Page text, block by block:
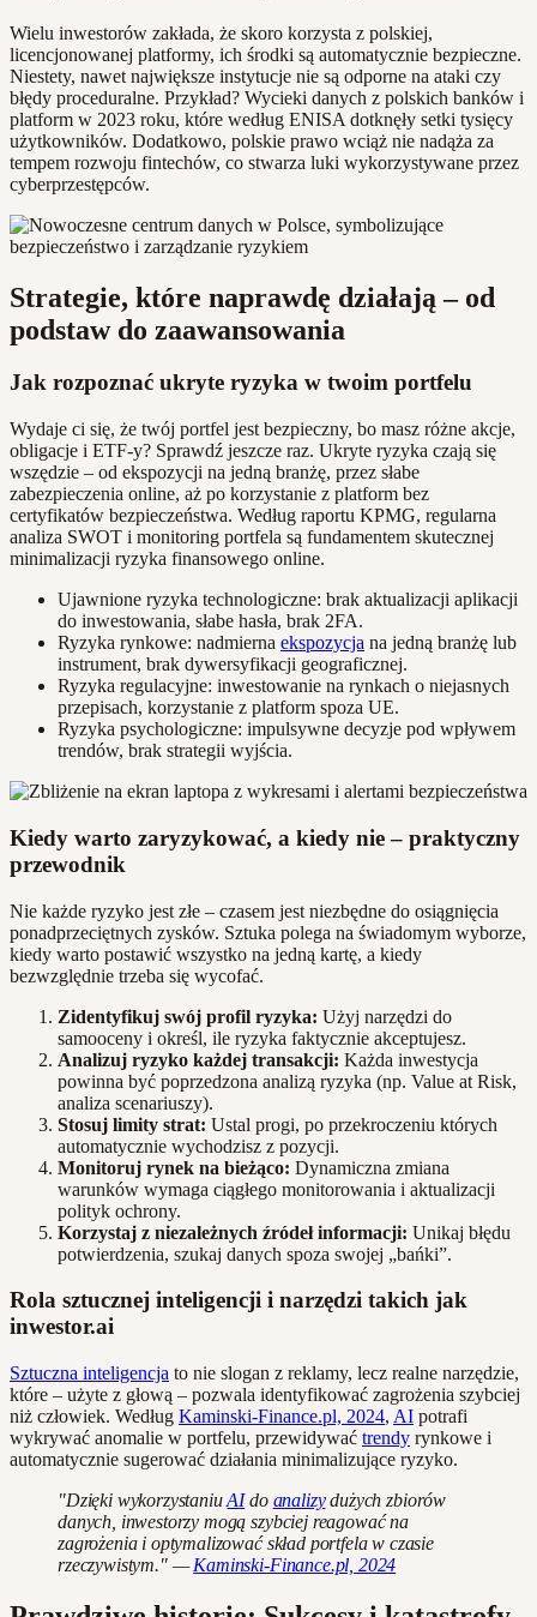
Wielu inwestorów zakłada, że skoro korzysta z polskiej,
licencjonowanej platformy, ich środki są automatycznie bezpieczne.
Niestety, nawet największe instytucje nie są odporne na ataki czy
błędy proceduralne. Przykład? Wycieki danych z polskich banków i
platform w 2023 roku, które według ENISA dotknęły setki tysięcy
użytkowników. Dodatkowo, polskie prawo wciąż nie nadąża za
tempem rozwoju fintechów, co stwarza luki wykorzystywane przez
cyberprzestępców.
Strategie, które naprawdę działają – od
podstaw do zaawansowania
Jak rozpoznać ukryte ryzyka w twoim portfelu
Wydaje ci się, że twój portfel jest bezpieczny, bo masz różne akcje,
obligacje i ETF-y? Sprawdź jeszcze raz. Ukryte ryzyka czają się
wszędzie – od ekspozycji na jedną branżę, przez słabe
zabezpieczenia online, aż po korzystanie z platform bez
certyfikatów bezpieczeństwa. Według raportu KPMG, regularna
analiza SWOT i monitoring portfela są fundamentem skutecznej
minimalizacji ryzyka finansowego online.
Ujawnione ryzyka technologiczne: brak aktualizacji aplikacji
do inwestowania, słabe hasła, brak 2FA.
Ryzyka rynkowe: nadmierna ekspozycja na jedną branżę lub
instrument, brak dywersyfikacji geograficznej.
Ryzyka regulacyjne: inwestowanie na rynkach o niejasnych
przepisach, korzystanie z platform spoza UE.
Ryzyka psychologiczne: impulsywne decyzje pod wpływem
trendów, brak strategii wyjścia.
Kiedy warto zaryzykować, a kiedy nie – praktyczny
przewodnik
Nie każde ryzyko jest złe – czasem jest niezbędne do osiągnięcia
ponadprzeciętnych zysków. Sztuka polega na świadomym wyborze,
kiedy warto postawić wszystko na jedną kartę, a kiedy
bezwzględnie trzeba się wycofać.
Zidentyfikuj swój profil ryzyka: Użyj narzędzi do
samooceny i określ, ile ryzyka faktycznie akceptujesz.
Analizuj ryzyko każdej transakcji: Każda inwestycja
powinna być poprzedzona analizą ryzyka (np. Value at Risk,
analiza scenariuszy).
Stosuj limity strat: Ustal progi, po przekroczeniu których
automatycznie wychodzisz z pozycji.
Monitoruj rynek na bieżąco: Dynamiczna zmiana
warunków wymaga ciągłego monitorowania i aktualizacji
polityk ochrony.
Korzystaj z niezależnych źródeł informacji: Unikaj błędu
potwierdzenia, szukaj danych spoza swojej „bańki”.
Rola sztucznej inteligencji i narzędzi takich jak
inwestor.ai
Sztuczna inteligencja to nie slogan z reklamy, lecz realne narzędzie,
które – użyte z głową – pozwala identyfikować zagrożenia szybciej
niż człowiek. Według Kaminski-Finance.pl, 2024, AI potrafi
wykrywać anomalie w portfelu, przewidywać trendy rynkowe i
automatycznie sugerować działania minimalizujące ryzyko.
"Dzięki wykorzystaniuAIdo analizydużych zbiorów
danych, inwestorzy mogą szybciej reagować na
zagrożenia i optymalizować skład portfela w czasie
rzeczywistym." —Kaminski-Finance.pl, 2024